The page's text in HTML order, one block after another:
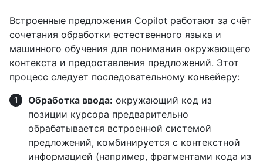
Встроенные предложения Copilot работают за счёт
сочетания обработки естественного языка и
машинного обучения для понимания окружающего
контекста и предоставления предложений. Этот
процесс следует последовательному конвейеру:
Обработка ввода: окружающий код из
позиции курсора предварительно
обрабатывается встроенной системой
предложений, комбинируется с контекстной
информацией (например, фрагментами кода из